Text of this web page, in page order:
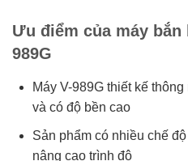
Ưu điểm của máy bắn
989G
Máy V-989G thiết kế
và có độ bền cao
Sản phẩm có nhiều chế
nâng cao trình độ